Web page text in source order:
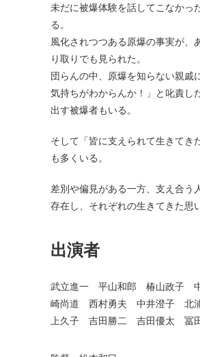
未だに被爆体験を話してこなかっ
る。
風化されつつある原爆の事実が、
り取りでも見られた。
団らんの中、原爆を知らない親戚
気持ちがわからんか！」と叱責し
出す被爆者もいる。
そして「皆に支えられて生きてき
も多くいる。
差別や偏見がある一方、支え合う
存在し、それぞれの生きてきた思
出演者
武立進一 平山和郎 椿山政子
崎尚道 西村勇夫 中井澄子 北
上久子 吉田勝二 吉田優太 冨